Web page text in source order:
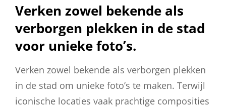
Verken zowel bekende als
verborgen plekken in de stad
voor unieke foto’s.
Verken zowel bekende als verborgen plekken
in de stad om unieke foto’s te maken. Terwijl
iconische locaties vaak prachtige composities